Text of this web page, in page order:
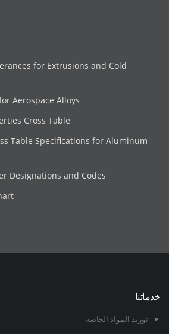
for Extrusions and Cold
Aerospace Alloys
Cross Table
Table Specifications for Aluminum
Designations and Codes
خدماتنا
توريد المواد الخاصة